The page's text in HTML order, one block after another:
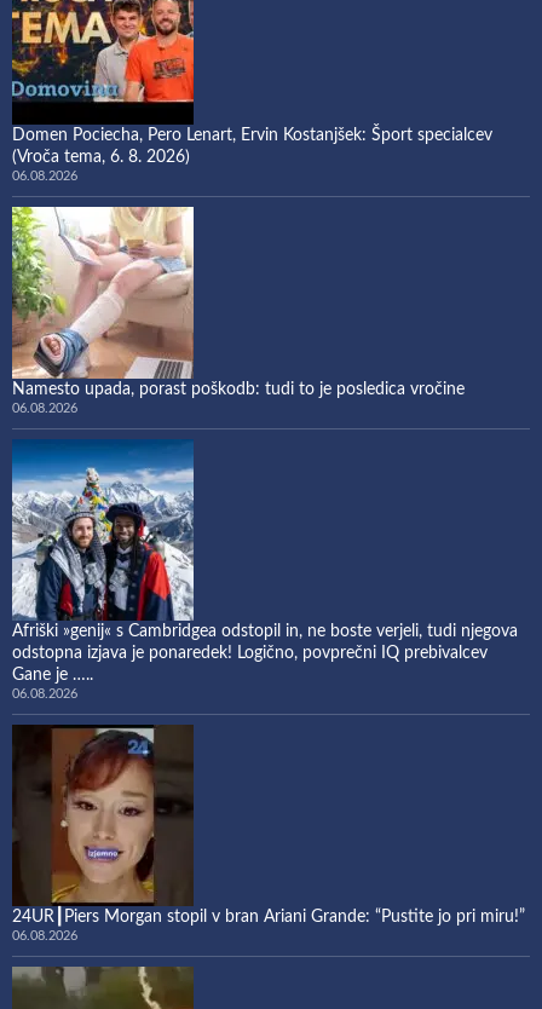
Domen Pociecha, Pero Lenart, Ervin Kostanjšek: Šport specialcev
(Vroča tema, 6. 8. 2026)
06.08.2026
Namesto upada, porast poškodb: tudi to je posledica vročine
06.08.2026
Afriški »genij« s Cambridgea odstopil in, ne boste verjeli, tudi njegova
odstopna izjava je ponaredek! Logično, povprečni IQ prebivalcev
Gane je …..
06.08.2026
24UR┃Piers Morgan stopil v bran Ariani Grande: “Pustite jo pri miru!”
06.08.2026